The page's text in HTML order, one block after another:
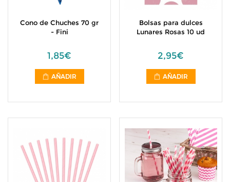
Cono de Chuches 70 gr
- Fini
1,85€
AÑADIR
Bolsas para dulces
Lunares Rosas 10 ud
2,95€
AÑADIR